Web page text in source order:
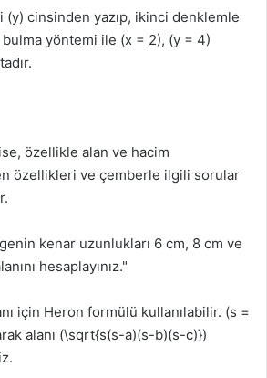
(y) cinsinden yazıp, ikinci denklemle
yöntemi ile (x = 2), (y = 4)
özellikle alan ve hacim
özellikleri ve çemberle ilgili sorular
kenar uzunlukları 6 cm, 8 cm ve
hesaplayınız."
için Heron formülü kullanılabilir. (s =
alanı (\sqrt{s(s-a)(s-b)(s-c)})